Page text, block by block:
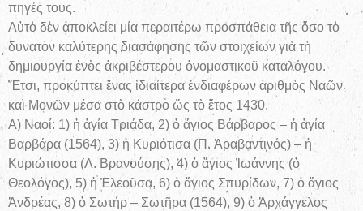
πηγές τους.
Αὐτὸ δὲν ἀποκλείει μία περαιτέρω προσπάθεια τῆς ὅσο τὸ
δυνατὸν καλύτερης διασάφησης τῶν στοιχείων γιὰ τὴ
δημιουργία ἑνὸς ἀκριβέστερου ὀνομαστικοῦ καταλόγου.
Ἔτσι, προκύπτει ἕνας ἰδιαίτερα ἐνδιαφέρων ἀριθμὸς Ναῶν
καὶ Μονῶν μέσα στὸ κάστρο ὥς τὸ ἔτος 1430.
Α) Ναοί: 1) ἡ ἁγία Τριάδα, 2) ὁ ἅγιος Βάρβαρος – ἡ ἁγία
Βαρβάρα (1564), 3) ἡ Κυριότισα (Π. Ἀραβαντινός) – ἡ
Κυριώτισσα (Λ. Βρανούσης), 4) ὁ ἅγιος Ἰωάννης (ὁ
Θεολόγος), 5) ἡ Ἐλεοῦσα, 6) ὁ ἅγιος Σπυρίδων, 7) ὁ ἅγιος
Ἀνδρέας, 8) ὁ Σωτήρ – Σωτῆρα (1564), 9) ὁ Ἀρχάγγελος